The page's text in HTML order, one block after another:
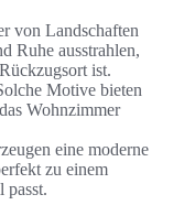
von Landschaften
Ruhe ausstrahlen,
ist.
Motive bieten
Wohnzimmer
eine moderne
zu einem
passt.